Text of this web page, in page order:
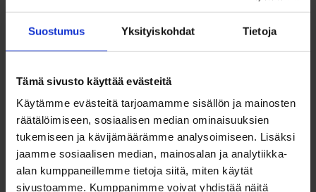
Suostumus Yksityiskohdat Tietoja
Tämä sivusto käyttää evästeitä
Käytämme evästeitä tarjoamamme sisällön ja mainosten
räätälöimiseen, sosiaalisen median ominaisuuksien
tukemiseen ja kävijämäärämme analysoimiseen. Lisäksi
jaamme sosiaalisen median, mainosalan ja analytiikka-
alan kumppaneillemme tietoja siitä, miten käytät
sivustoamme. Kumppanimme voivat yhdistää näitä